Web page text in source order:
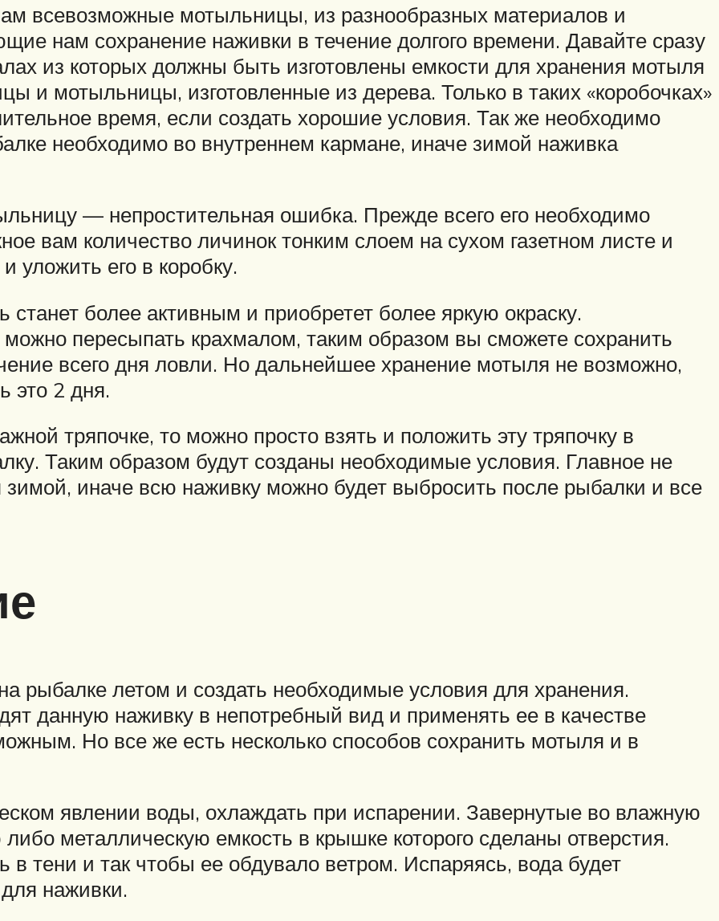
всевозможные мотыльницы, из разнообразных материалов и
нам сохранение наживки в течение долгого времени. Давайте сразу
из которых должны быть изготовлены емкости для хранения мотыля
и мотыльницы, изготовленные из дерева. Только в таких «коробочках»
время, если создать хорошие условия. Так же необходимо
необходимо во внутреннем кармане, иначе зимой наживка
— непростительная ошибка. Прежде всего его необходимо
вам количество личинок тонким слоем на сухом газетном листе и
его в коробку.
более активным и приобретет более яркую окраску.
пересыпать крахмалом, таким образом вы сможете сохранить
всего дня ловли. Но дальнейшее хранение мотыля не возможно,
это 2 дня.
тряпочке, то можно просто взять и положить эту тряпочку в
Таким образом будут созданы необходимые условия. Главное не
иначе всю наживку можно будет выбросить после рыбалки и все
рыбалке летом и создать необходимые условия для хранения.
данную наживку в непотребный вид и применять ее в качестве
Но все же есть несколько способов сохранить мотыля и в
явлении воды, охлаждать при испарении. Завернутые во влажную
металлическую емкость в крышке которого сделаны отверстия.
тени и так чтобы ее обдувало ветром. Испаряясь, вода будет
наживки.